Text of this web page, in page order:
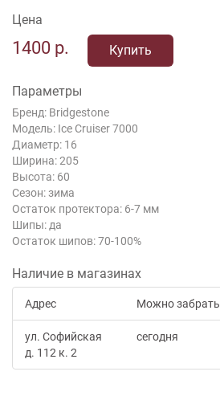
Цена
1400 р. Купить
Параметры
Бренд: Bridgestone
Модель: Ice Cruiser 7000
Диаметр: 16
Ширина: 205
Высота: 60
Сезон: зима
Остаток протектора: 6-7 мм
Шипы: да
Остаток шипов: 70-100%
Наличие в магазинах
Адрес Можно забрать
ул. Софийская
д. 112 к. 2
сегодня